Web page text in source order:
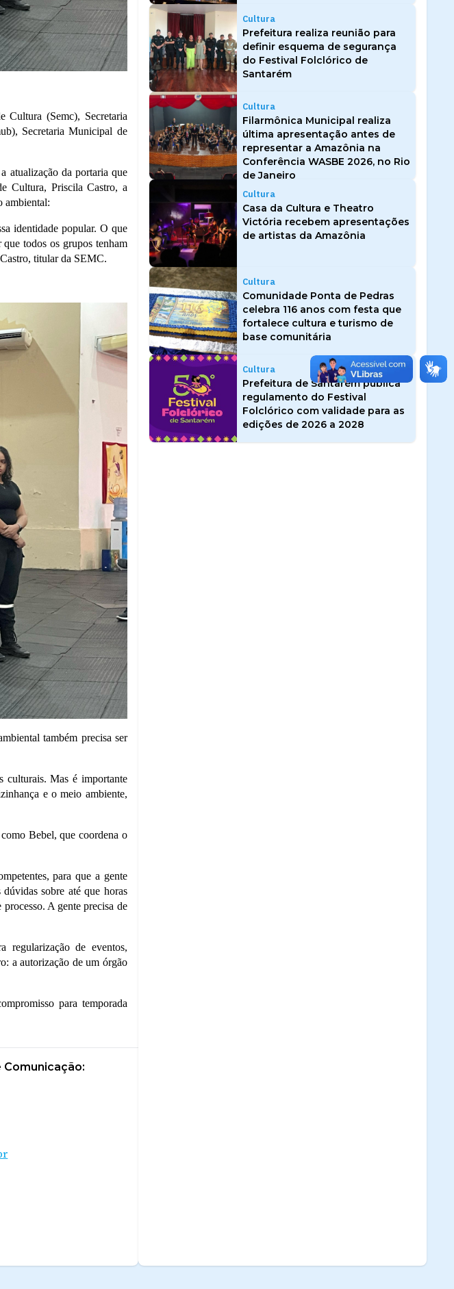
Cultura (Semc), Secretaria
Secretaria Municipal de
atualização da portaria que
Cultura, Priscila Castro, a
ambiental:
identidade popular. O que
todos os grupos tenham
titular da SEMC.
também precisa ser
culturais. Mas é importante
e o meio ambiente,
Bebel, que coordena o
para que a gente
sobre até que horas
processo. A gente precisa de
regularização de eventos,
a autorização de um órgão
para temporada
Cultura
Prefeitura realiza reunião para
definir esquema de segurança
do Festival Folclórico de
Santarém
Cultura
Filarmônica Municipal realiza
última apresentação antes de
representar a Amazônia na
Conferência WASBE 2026, no Rio
de Janeiro
Cultura
Casa da Cultura e Theatro
Victória recebem apresentações
de artistas da Amazônia
Cultura
Comunidade Ponta de Pedras
celebra 116 anos com festa que
fortalece cultura e turismo de
base comunitária
Cultura
Prefeitura de Santarém publica
regulamento do Festival
Folclórico com validade para as
edições de 2026 a 2028